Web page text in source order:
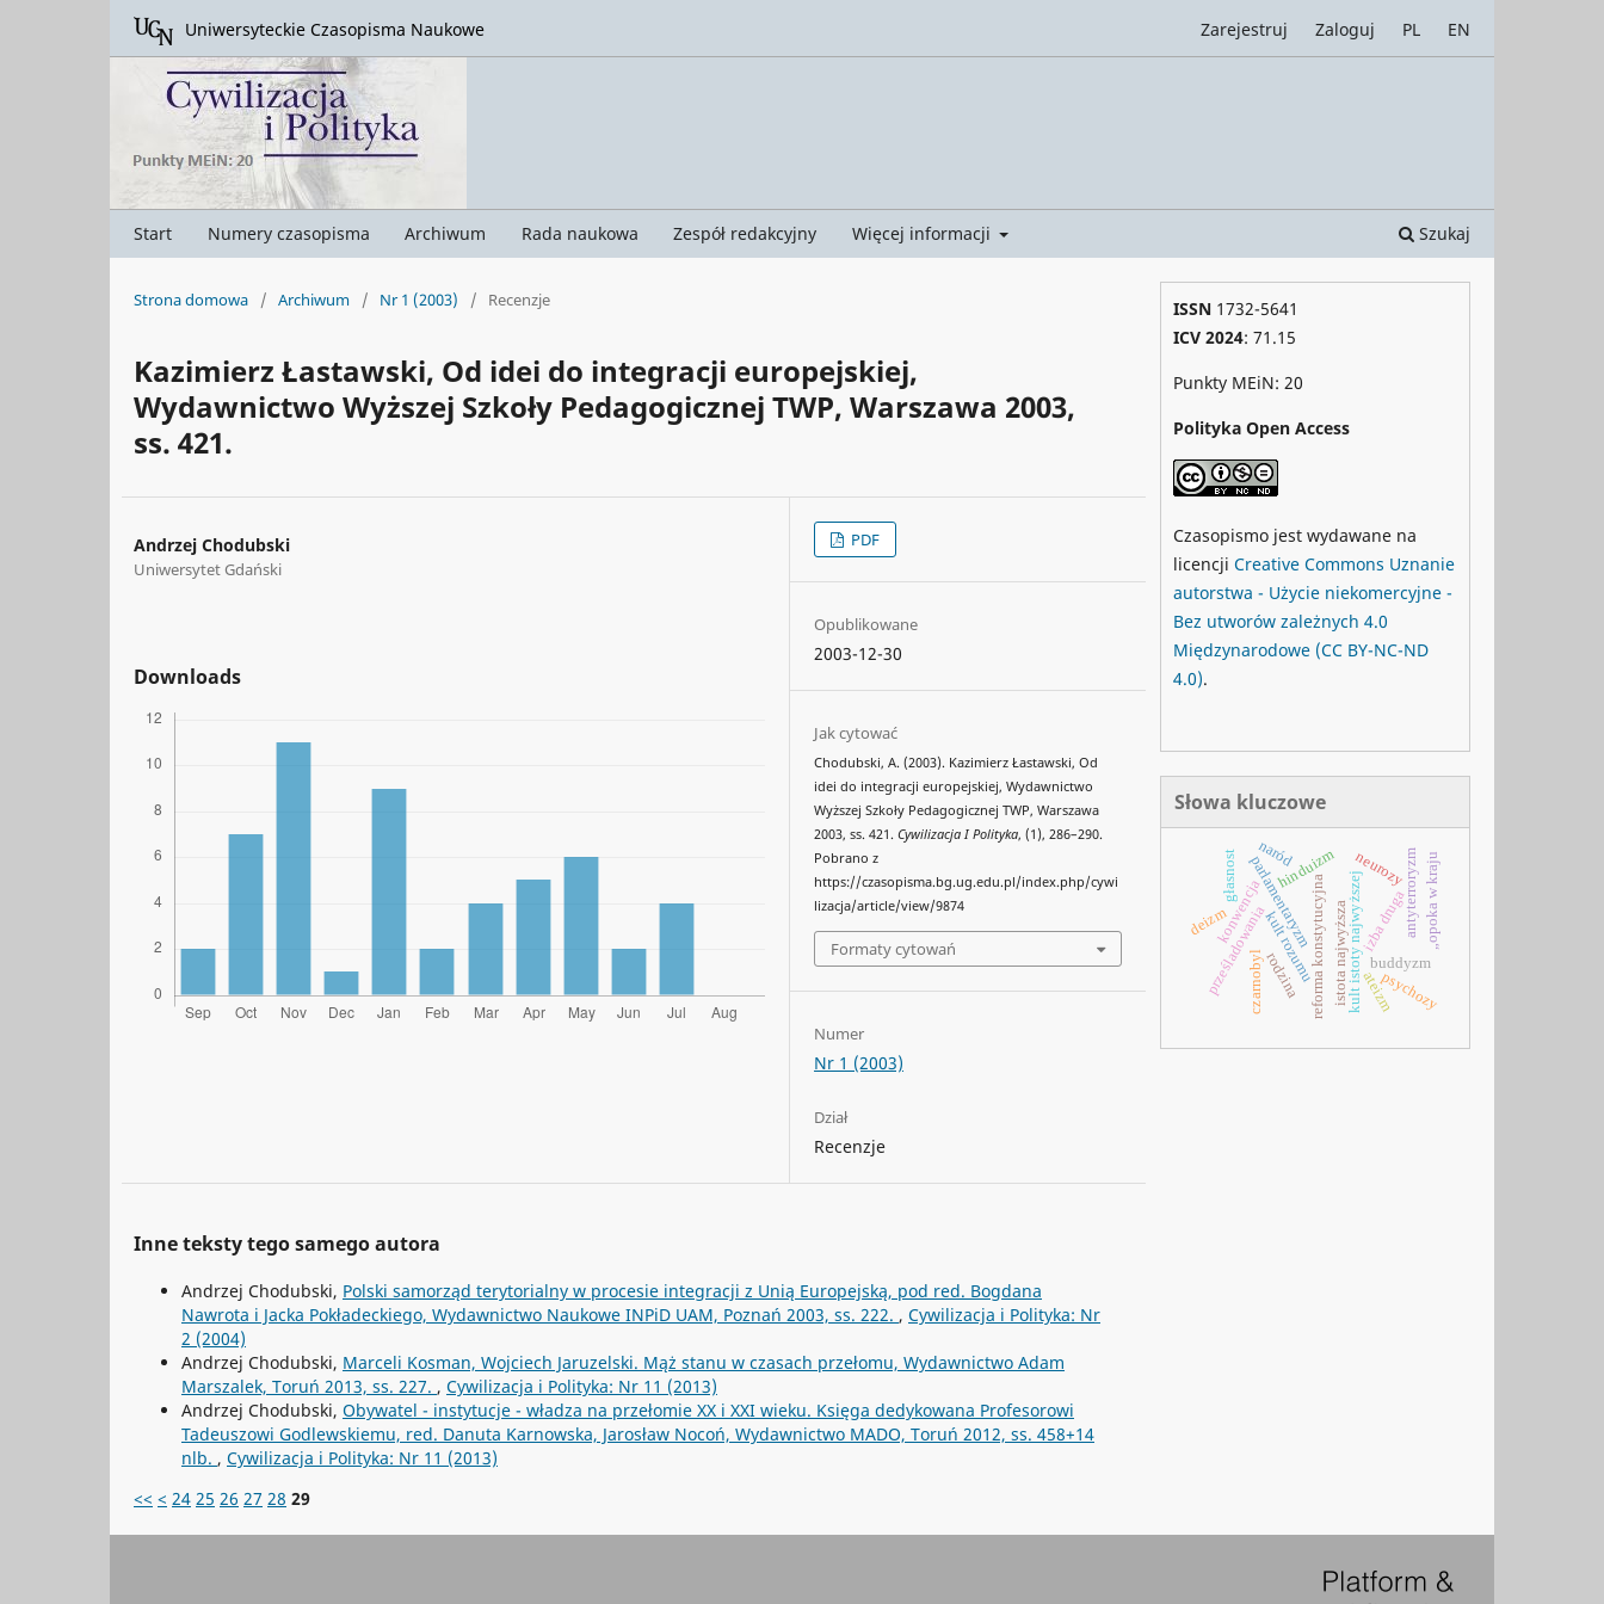
Start Numery czasopisma Archiwum Rada naukowa Zespół redakcyjny Więcej informacji Szukaj
Zarejestruj Zaloguj PL EN
Uniwersyteckie Czasopisma Naukowe
Strona domowa / Archiwum / Nr 1 (2003) / Recenzje
Kazimierz Łastawski, Od idei do integracji europejskiej,
Wydawnictwo Wyższej Szkoły Pedagogicznej TWP, Warszawa 2003,
ss. 421.
Andrzej Chodubski
Uniwersytet Gdański
Downloads
PDF
Opublikowane
2003-12-30
Jak cytować
Chodubski, A. (2003). Kazimierz Łastawski, Od
idei do integracji europejskiej, Wydawnictwo
Wyższej Szkoły Pedagogicznej TWP, Warszawa
2003, ss. 421.Cywilizacja I Polityka, (1), 286–290.
Pobrano z
https://czasopisma.bg.ug.edu.pl/index.php/cywi
lizacja/article/view/9874
Formaty cytowań
Numer
Nr 1 (2003)
Dział
Recenzje
Inne teksty tego samego autora
Andrzej Chodubski, Polski samorząd terytorialny w procesie integracji z Unią Europejską, pod red. Bogdana
Nawrota i Jacka Pokładeckiego, Wydawnictwo Naukowe INPiD UAM, Poznań 2003, ss. 222. , Cywilizacja i Polityka: Nr
2 (2004)
Andrzej Chodubski, Marceli Kosman, Wojciech Jaruzelski. Mąż stanu w czasach przełomu, Wydawnictwo Adam
Marszalek, Toruń 2013, ss. 227. , Cywilizacja i Polityka: Nr 11 (2013)
Andrzej Chodubski, Obywatel - instytucje - władza na przełomie XX i XXI wieku. Księga dedykowana Profesorowi
Tadeuszowi Godlewskiemu, red. Danuta Karnowska, Jarosław Nocoń, Wydawnictwo MADO, Toruń 2012, ss. 458+14
nlb. , Cywilizacja i Polityka: Nr 11 (2013)
<< < 24 25 26 27 28 29
ISSN 1732-5641
ICV 2024: 71.15
Punkty MEiN: 20
Polityka Open Access
Czasopismo jest wydawane na
licencji Creative Commons Uznanie
autorstwa - Użycie niekomercyjne -
Bez utworów zależnych 4.0
Międzynarodowe (CC BY-NC-ND
4.0).
Słowa kluczowe
rodzinareforma konstytucyjnaistota najwyższakult istoty najwyższej
kult rozumu izba druga
parlamentaryzm
prześladowania
hinduizm
buddyzm
antyterroryzm
czarnobyl
konwencja
deizm
głasnost neurozy
psychozy
ateizm
naród „opoka w kraju